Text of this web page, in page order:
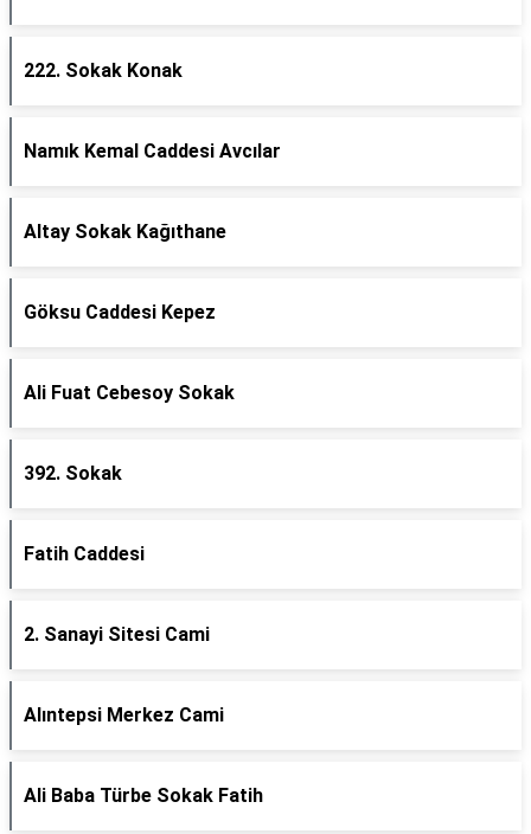
222. Sokak Konak
Namık Kemal Caddesi Avcılar
Altay Sokak Kağıthane
Göksu Caddesi Kepez
Ali Fuat Cebesoy Sokak
392. Sokak
Fatih Caddesi
2. Sanayi Sitesi Cami
Alıntepsi Merkez Cami
Ali Baba Türbe Sokak Fatih